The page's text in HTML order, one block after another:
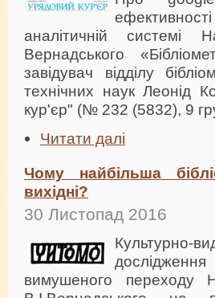
аналітичній системі
Вернадського
завідувач відділу
технічних наук Леонід
кур'єр" (№ 232 (5832), 9
Читати далі
Чому найбільша
вихідні?
30 Листопад 2016
Культурно-
вимушеного переходу